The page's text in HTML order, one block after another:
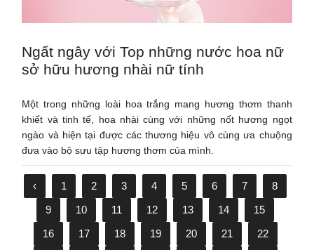
Ngất ngây với Top những nước hoa nữ
sở hữu hương nhài nữ tính
Một trong những loài hoa trắng mang hương thơm thanh
khiết và tinh tế, hoa nhài cùng với những nốt hương ngọt
ngào và hiện tại được các thương hiệu vô cùng ưa chuộng
đưa vào bộ sưu tập hương thơm của mình.
‹ 1 2 3 4 5 6 7
8
9
10 11 12 13 14
15
16
17 18 19 20 21
22